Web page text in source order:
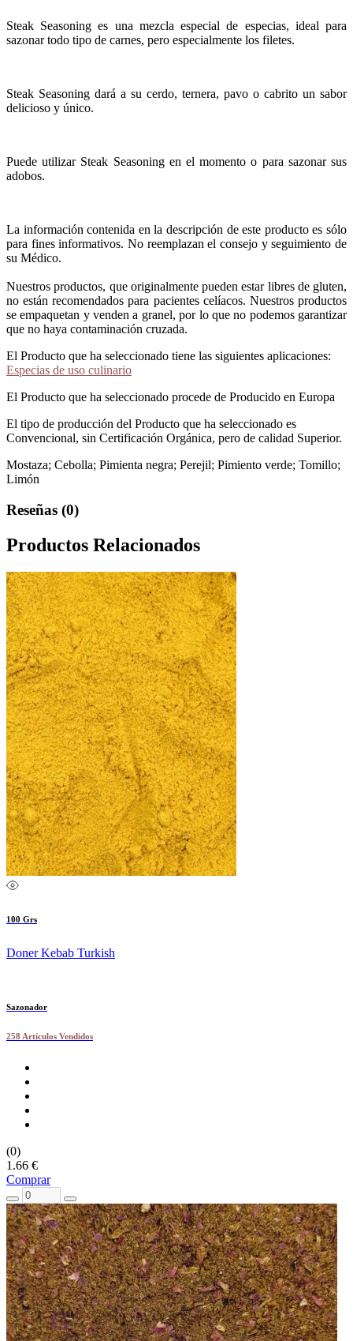
Steak Seasoning es una mezcla especial de especias, ideal para
sazonar todo tipo de carnes, pero especialmente los filetes.
Steak Seasoning dará a su cerdo, ternera, pavo o cabrito un sabor
delicioso y único.
Puede utilizar Steak Seasoning en el momento o para sazonar sus
adobos.
La información contenida en la descripción de este producto es sólo
para fines informativos. No reemplazan el consejo y seguimiento de
su Médico.
Nuestros productos, que originalmente pueden estar libres de gluten,
no están recomendados para pacientes celíacos. Nuestros productos
se empaquetan y venden a granel, por lo que no podemos garantizar
que no haya contaminación cruzada.
El Producto que ha seleccionado tiene las siguientes aplicaciones:
Especias de uso culinario
El Producto que ha seleccionado procede de Producido en Europa
El tipo de producción del Producto que ha seleccionado es
Convencional, sin Certificación Orgánica, pero de calidad Superior.
Mostaza; Cebolla; Pimienta negra; Perejil; Pimiento verde; Tomillo;
Limón
Reseñas (0)
Productos Relacionados
100 Grs
Doner Kebab Turkish
Sazonador
258 Artículos Vendidos
(0)
1.66 €
Comprar